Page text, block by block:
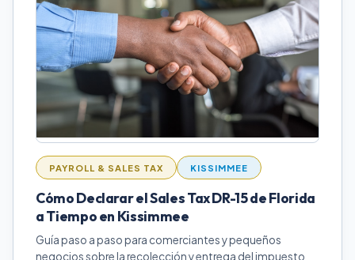
PAYROLL & SALES TAX KISSIMMEE
Cómo Declarar el Sales Tax DR-15 de Florida
a Tiempo en Kissimmee
Guía paso a paso para comerciantes y pequeños
negocios sobre la recolección y entrega del impuesto